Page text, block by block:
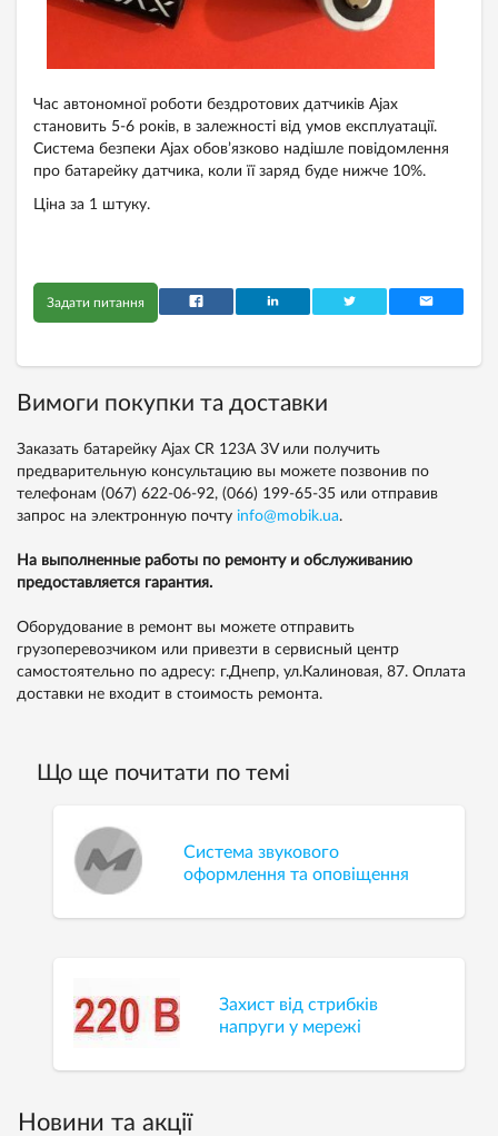
Час автономної роботи бездротових датчиків Ajax
становить 5-6 років, в залежності від умов експлуатації.
Система безпеки Ajax обов’язково надішле повідомлення
про батарейку датчика, коли її заряд буде нижче 10%.
Ціна за 1 штуку.
Задати питання
Вимоги покупки та доставки
Заказать батарейку Ajax CR 123A 3V или получить
предварительную консультацию вы можете позвонив по
телефонам (067) 622-06-92, (066) 199-65-35 или отправив
запрос на электронную почту info@mobik.ua.
На выполненные работы по ремонту и обслуживанию
предоставляется гарантия.
Оборудование в ремонт вы можете отправить
грузоперевозчиком или привезти в сервисный центр
самостоятельно по адресу: г.Днепр, ул.Калиновая, 87. Оплата
доставки не входит в стоимость ремонта.
Що ще почитати по темі
Система звукового
оформлення та оповіщення
Захист від стрибків
напруги у мережі
Новини та акції